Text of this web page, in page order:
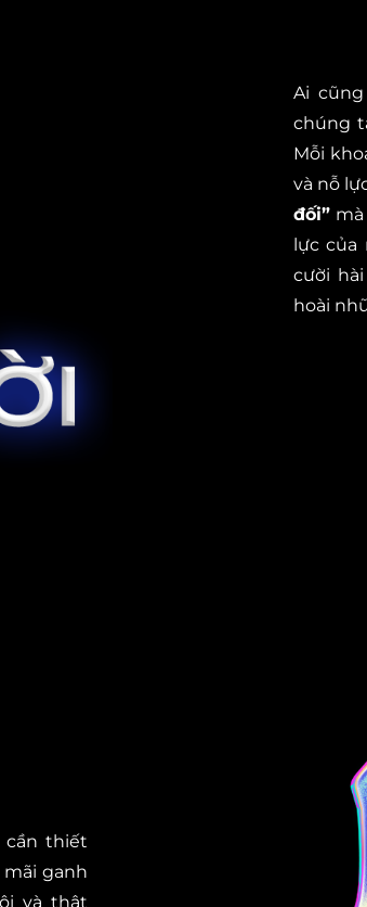
Ai
chúng
Mỗi
và nỗ
đối”
lực
cười
hoài
cần thiết
ganh
và thật